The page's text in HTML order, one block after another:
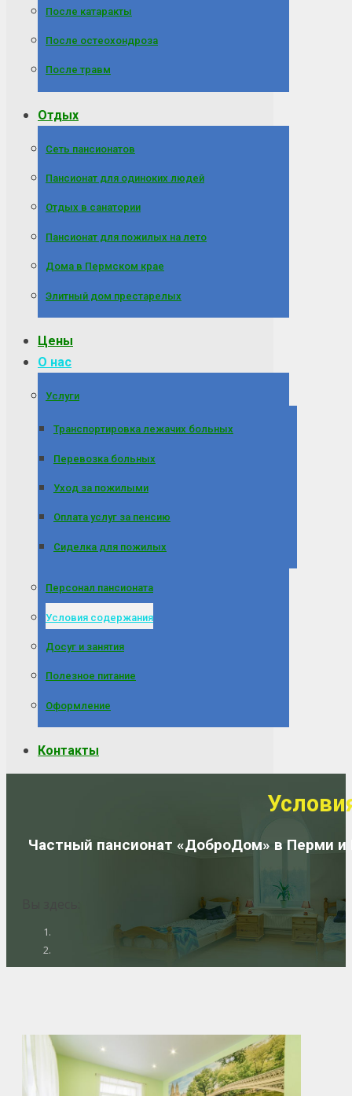
После катаракты
После остеохондроза
После травм
Отдых
Сеть пансионатов
Пансионат для одиноких людей
Отдых в санатории
Пансионат для пожилых на лето
Дома в Пермском крае
Элитный дом престарелых
Цены
О нас
Услуги
Транспортировка лежачих больных
Перевозка больных
Уход за пожилыми
Оплата услуг за пенсию
Сиделка для пожилых
Персонал пансионата
Условия содержания
Досуг и занятия
Полезное питание
Оформление
Контакты
Частный пансионат «ДоброДом» в Перми